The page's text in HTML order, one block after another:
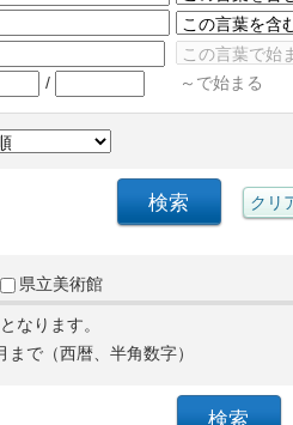
/ ～で始まる
県立美術館
なります。
まで（西暦、半角数字）